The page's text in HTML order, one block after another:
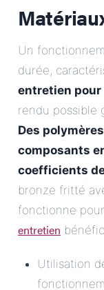
Un
durée,
entretien
rendu possible
Des
composants
coefficients
bronze fritté
fonctionne
entretien
Utilisation